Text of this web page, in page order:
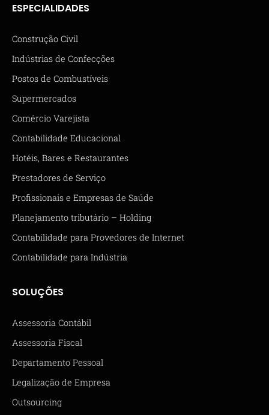
ESPECIALIDADES
Construção Civil
Indústrias de Confecções
Postos de Combustíveis
Supermercados
Comércio Varejista
Contabilidade Educacional
Hotéis, Bares e Restaurantes
Prestadores de Serviço
Profissionais e Empresas de Saúde
Planejamento tributário – Holding
Contabilidade para Provedores de Internet
Contabilidade para Indústria
SOLUÇÕES
Assessoria Contábil
Assessoria Fiscal
Departamento Pessoal
Legalização de Empresa
Outsourcing